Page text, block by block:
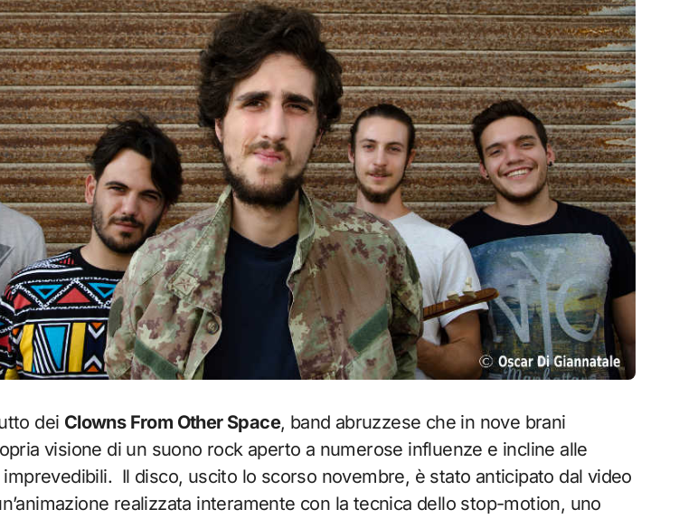
dei Clowns From Other Space, band abruzzese che in nove brani
visione di un suono rock aperto a numerose influenze e incline alle
Il disco, uscito lo scorso novembre, è stato anticipato dal video
realizzata interamente con la tecnica dello stop-motion, uno